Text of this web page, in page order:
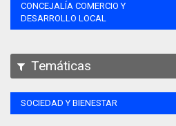
CONCEJALÍA COMERCIO Y
DESARROLLO LOCAL
Temáticas
SOCIEDAD Y BIENESTAR